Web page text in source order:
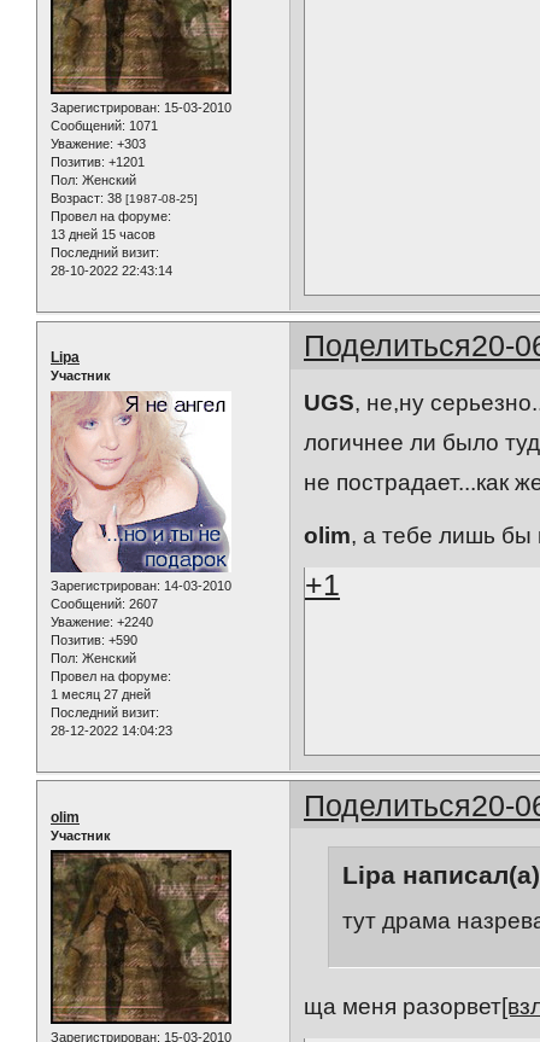
Зарегистрирован: 15-03-2010
Сообщений: 1071
Уважение: +303
Позитив: +1201
Пол: Женский
Возраст: 38 [1987-08-25]
Провел на форуме:
13 дней 15 часов
Последний визит:
28-10-2022 22:43:14
Поделиться20-
Lipa
Участник
Зарегистрирован: 14-03-2010
Сообщений: 2607
Уважение: +2240
Позитив: +590
Пол: Женский
Провел на форуме:
1 месяц 27 дней
Последний визит:
28-12-2022 14:04:23
UGS, не,ну
логичнее ли было
не пострадает...как
olim, а тебе лишь бы
+1
Поделиться20-
olim
Участник
Зарегистрирован: 15-03-2010
Lipa
тут драма
ща меня разорвет